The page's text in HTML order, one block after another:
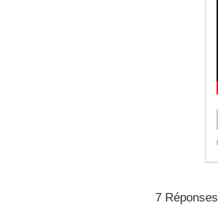
7 Réponses